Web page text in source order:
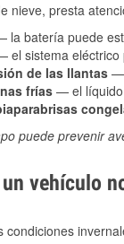
nieve, presta
batería puede
el sistema eléctrico
de las llantas—
frías — el líquido
puede prevenir
vehículo